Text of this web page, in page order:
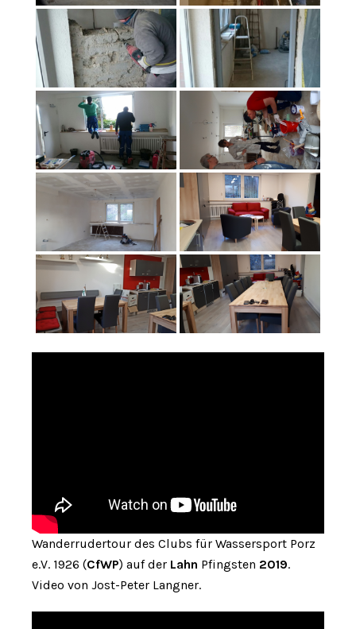
Wanderrudertour des Clubs für Wassersport Porz
e.V. 1926 (CfWP) auf der Lahn Pfingsten 2019.
Video von Jost-Peter Langner.